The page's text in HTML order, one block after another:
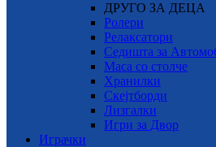
ДРУГО ЗА ДЕЦА
Ролери
Релаксатори
Седишта за
Маса со столче
Хранилки
Скејтборди
Лизгалки
Игри за Двор
Играчки